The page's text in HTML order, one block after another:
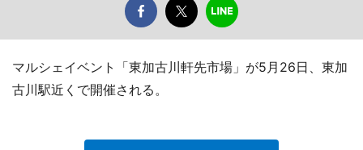
マルシェイベント「東加古川軒先市場」が5月26日、東加
古川駅近くで開催される。